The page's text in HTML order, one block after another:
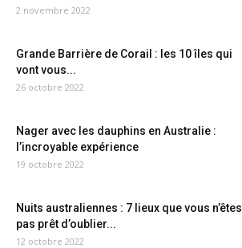
2 novembre 2022
Grande Barrière de Corail : les 10 îles qui
vont vous...
26 octobre 2022
Nager avec les dauphins en Australie :
l’incroyable expérience
19 octobre 2022
Nuits australiennes : 7 lieux que vous n’êtes
pas prêt d’oublier...
12 octobre 2022